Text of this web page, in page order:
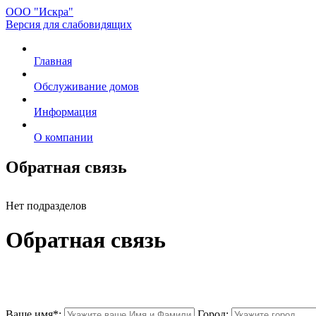
ООО "Искра"
Версия для слабовидящих
Главная
Обслуживание домов
Информация
О компании
Обратная связь
Нет подразделов
Обратная связь